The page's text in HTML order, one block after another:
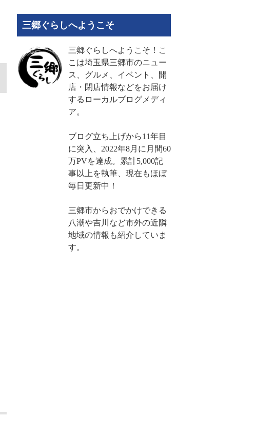
三郷ぐらしへようこそ
三郷ぐらしへようこそ！こ
こは埼玉県三郷市のニュー
ス、グルメ、イベント、開
店・閉店情報などをお届け
するローカルブログメディ
ア。
ブログ立ち上げから11年目
に突入、2022年8月に月間60
万PVを達成。累計5,000記
事以上を執筆、現在もほぼ
毎日更新中！
三郷市からおでかけできる
八潮や吉川など市外の近隣
地域の情報も紹介していま
す。